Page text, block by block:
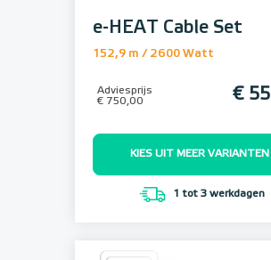
e-HEAT Cable Set
152,9 m / 2600 Watt
Adviesprijs
€ 750,00
€
KIES UIT MEER VARIANTEN
1 tot 3 werkdagen